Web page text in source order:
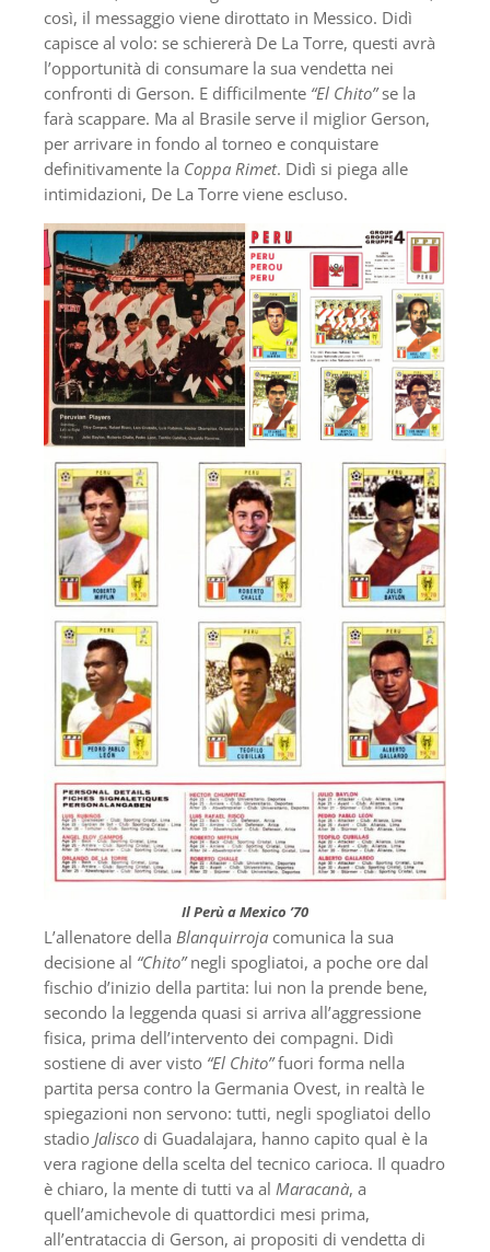
così, il messaggio viene dirottato in Messico. Didì
capisce al volo: se schiererà De La Torre, questi avrà
l’opportunità di consumare la sua vendetta nei
confronti di Gerson. E difficilmente “El Chito”se la
farà scappare. Ma al Brasile serve il miglior Gerson,
per arrivare in fondo al torneo e conquistare
definitivamente la Coppa Rimet. Didì si piega alle
intimidazioni, De La Torre viene escluso.
Il Perù a Mexico ’70
L’allenatore della Blanquirroja comunica la sua
decisione al “Chito”negli spogliatoi, a poche ore dal
fischio d’inizio della partita: lui non la prende bene,
secondo la leggenda quasi si arriva all’aggressione
fisica, prima dell’intervento dei compagni. Didì
sostiene di aver visto “El Chito”fuori forma nella
partita persa contro la Germania Ovest, in realtà le
spiegazioni non servono: tutti, negli spogliatoi dello
stadio Jalisco di Guadalajara, hanno capito qual è la
vera ragione della scelta del tecnico carioca. Il quadro
è chiaro, la mente di tutti va al Maracanà, a
quell’amichevole di quattordici mesi prima,
all’entrataccia di Gerson, ai propositi di vendetta di